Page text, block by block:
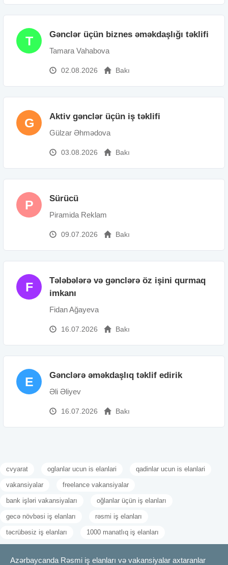
T Gənclər üçün biznes əməkdaşlığı təklifi
Tamara Vahabova
02.08.2026 Bakı
G Aktiv gənclər üçün iş təklifi
Gülzar Əhmədova
03.08.2026 Bakı
P Sürücü
Piramida Reklam
09.07.2026 Bakı
F
Tələbələrə və gənclərə öz işini qurmaq
imkanı
Fidan Ağayeva
16.07.2026 Bakı
E Gənclərə əməkdaşlıq təklif edirik
Əli Əliyev
16.07.2026 Bakı
cvyarat oglanlar ucun is elanlari qadinlar ucun is elanlari
vakansiyalar freelance vakansiyalar
bank işləri vakansiyaları oğlanlar üçün iş elanları
gecə növbəsi iş elanları rəsmi iş elanları
təcrübəsiz iş elanları 1000 manatlıq iş elanları
Azərbaycanda Rəsmi iş elanları və vakansiyalar axtaranlar